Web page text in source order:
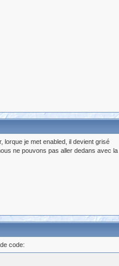
lorque je met enabled, il devient grisé
dedans avec la tabulation,
code: